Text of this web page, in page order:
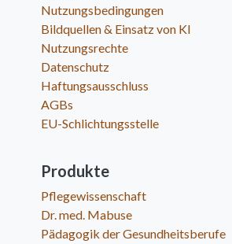
Nutzungsbedingungen
Bildquellen & Einsatz von KI
Nutzungsrechte
Datenschutz
Haftungsausschluss
AGBs
EU-Schlichtungsstelle
Produkte
Pflegewissenschaft
Dr. med. Mabuse
Pädagogik der Gesundheitsberufe